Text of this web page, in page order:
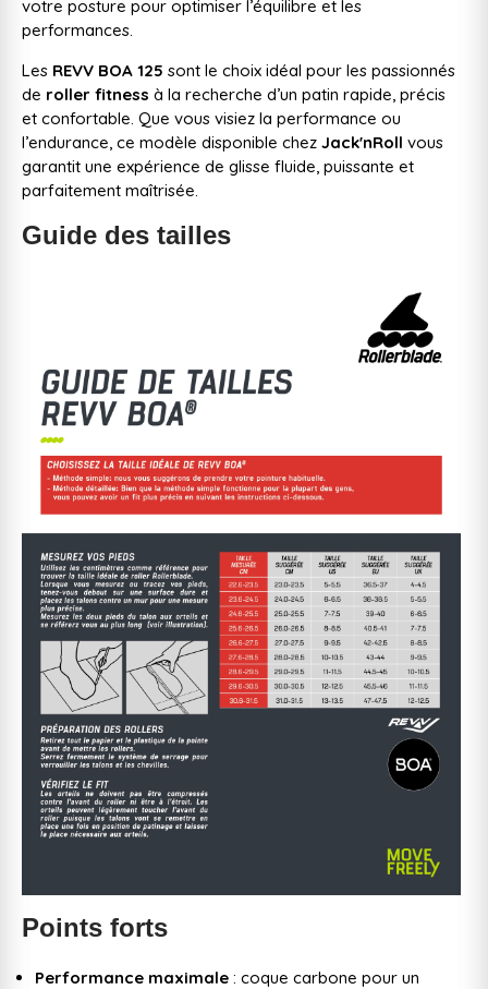
votre posture pour optimiser l’équilibre et les
performances.
Les REVV BOA 125 sont le choix idéal pour les passionnés
de roller fitness à la recherche d’un patin rapide, précis
et confortable. Que vous visiez la performance ou
l’endurance, ce modèle disponible chez Jack'nRoll vous
garantit une expérience de glisse fluide, puissante et
parfaitement maîtrisée.
Guide des tailles
Points forts
Performance maximale : coque carbone pour un